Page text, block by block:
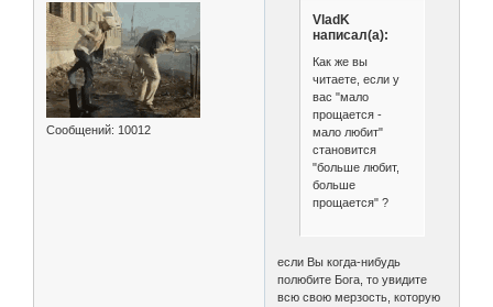
Сообщений: 10012
VladK
написал(а):
Как же вы
читаете, если у
вас "мало
прощается -
мало любит"
становится
"больше любит,
больше
прощается" ?
если Вы когда-нибудь
полюбите Бога, то увидите
всю свою мерзость, которую